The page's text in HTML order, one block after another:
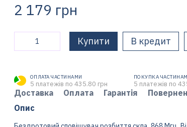
2 179 грн
Купити В кредит
ОПЛАТА ЧАСТИНАМИ
5 платежів по 435.80 грн
ПОКУПКА
5 платежів по
Доставка Оплата Гарантія
Опис